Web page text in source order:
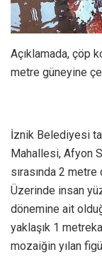
Açıklamada, çöp
metre güneyine
​İznik Belediyesi
Mahallesi, Afyon
sırasında 2
Üzerinde insan
dönemine ait
yaklaşık 1
mozaiğin yılan